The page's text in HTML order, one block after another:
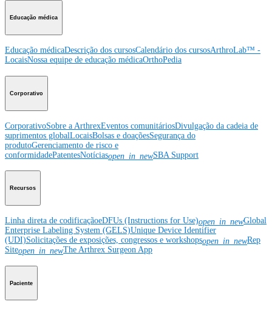
Educação médica
Educação médicaDescrição dos cursosCalendário dos cursosArthroLab™ -
LocaisNossa equipe de educação médicaOrthoPedia
Corporativo
CorporativoSobre a ArthrexEventos comunitáriosDivulgação da cadeia de
suprimentos globalLocaisBolsas e doaçõesSegurança do
produtoGerenciamento de risco e
conformidadePatentesNotíciasopen_in_newSBA Support
Recursos
Linha direta de codificaçãoeDFUs (Instructions for Use)open_in_newGlobal
Enterprise Labeling System (GELS)Unique Device Identifier
(UDI)Solicitações de exposições, congressos e workshopsopen_in_newRep
Siteopen_in_newThe Arthrex Surgeon App
Paciente